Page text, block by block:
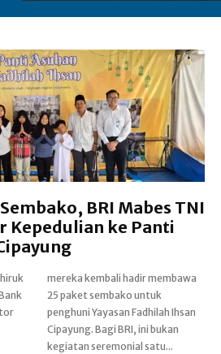
BRI Mabes TNI
Kepedulian ke Panti
kegiatan seremonial satu...